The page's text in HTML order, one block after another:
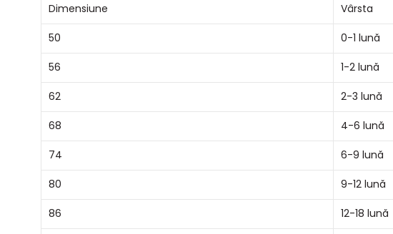
Dimensiune Vârsta
50 0-1 lună
56 1-2 lună
62 2-3 lună
68 4-6 lună
74 6-9 lună
80 9-12 lună
86 12-18 lună